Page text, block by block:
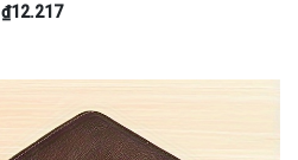
₫12.217